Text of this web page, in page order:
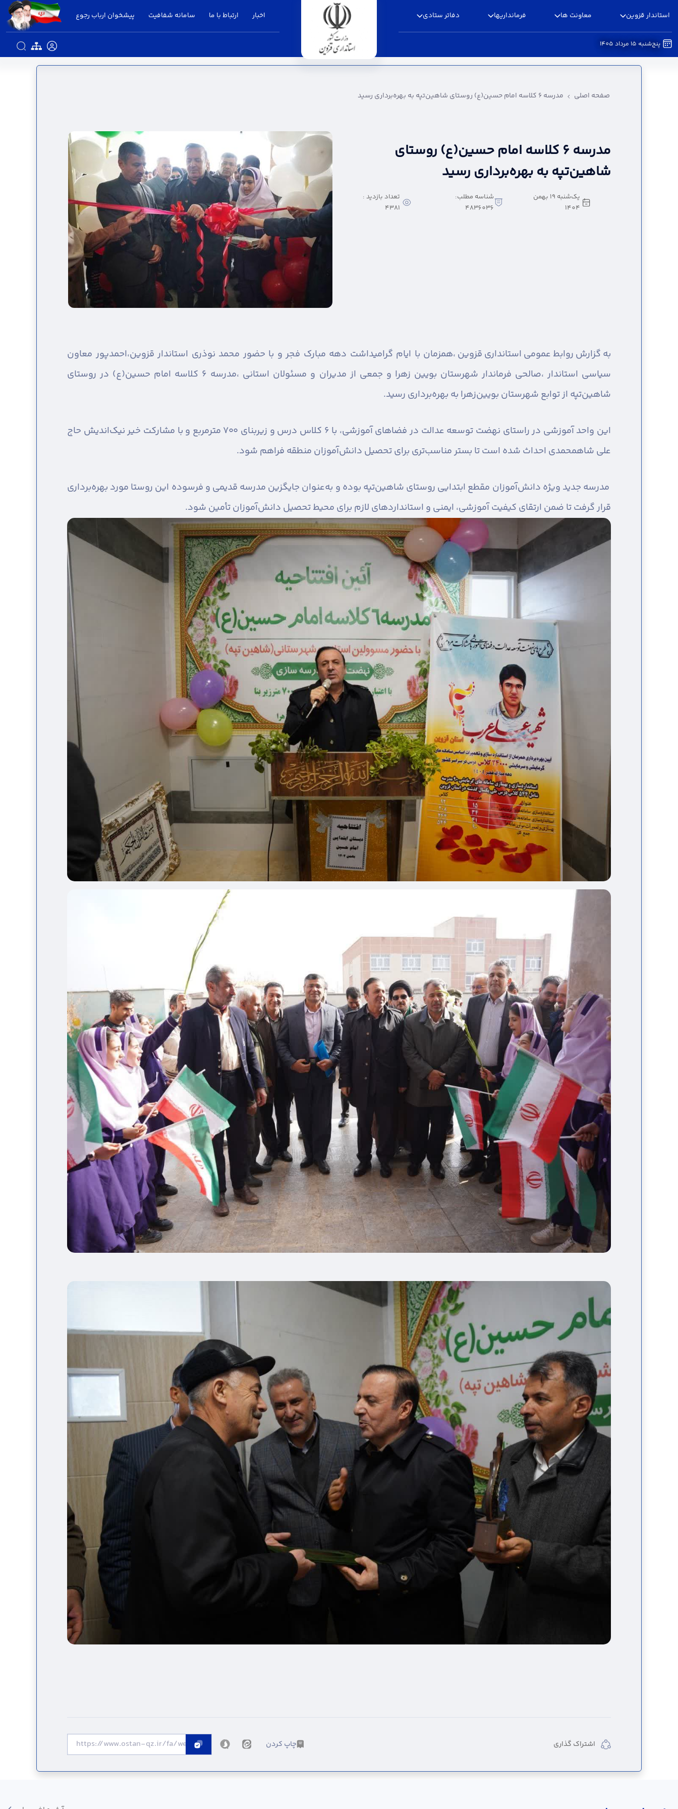
استاندار قزوین معاونت ها فرمانداریها دفاتر ستادی اخبار ارتباط با ما سامانه شفافیت پیشخوان ارباب رجوع
پنج‌شنبه 15 مرداد 1405
صفحه اصلی مدرسه ۶ کلاسه امام حسین(ع) روستای شاهین‌تپه به بهره‌برداری رسید
مدرسه ۶ کلاسه امام حسین(ع) روستای
شاهین‌تپه به بهره‌برداری رسید
یک‌شنبه 19 بهمن
1404
شناسه مطلب:
4836036
تعداد بازدید :
4381
به گزارش روابط عمومی استانداری قزوین ،همزمان با ایام گرامیداشت دهه مبارک فجر و با حضور محمد نوذری استاندار قزوین،احمدپور معاون
سیاسی استاندار ،صالحی فرماندار شهرستان بویین زهرا و جمعی از مدیران و مسئولان استانی ،مدرسه ۶ کلاسه امام حسین(ع) در روستای
شاهین‌تپه از توابع شهرستان بویین‌زهرا به بهره‌برداری رسید.
این واحد آموزشی در راستای نهضت توسعه عدالت در فضاهای آموزشی، با ۶ کلاس درس و زیربنای ۷۰۰ مترمربع و با مشارکت خیر نیک‌اندیش حاج
علی شاهمحمدی احداث شده است تا بستر مناسب‌تری برای تحصیل دانش‌آموزان منطقه فراهم شود.
مدرسه جدید ویژه دانش‌آموزان مقطع ابتدایی روستای شاهین‌تپه بوده و به‌عنوان جایگزین مدرسه قدیمی و فرسوده این روستا مورد بهره‌برداری
قرار گرفت تا ضمن ارتقای کیفیت آموزشی، ایمنی و استانداردهای لازم برای محیط تحصیل دانش‌آموزان تأمین شود.
اشتراک گذاری چاپ کردن